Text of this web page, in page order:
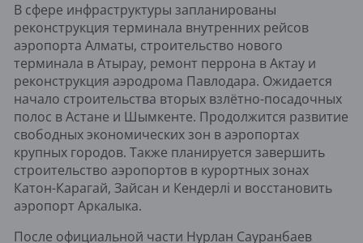
В сфере инфраструктуры запланированы
реконструкция терминала внутренних рейсов
аэропорта Алматы, строительство нового
терминала в Атырау, ремонт перрона в Актау и
реконструкция аэродрома Павлодара. Ожидается
начало строительства вторых взлётно-посадочных
полос в Астане и Шымкенте. Продолжится развитие
свободных экономических зон в аэропортах
крупных городов. Также планируется завершить
строительство аэропортов в курортных зонах
Катон-Карагай, Зайсан и Кендерлі и восстановить
аэропорт Аркалыка.
После официальной части Нурлан Сауранбаев